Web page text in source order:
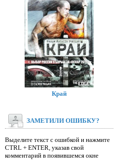
Край
ЗАМЕТИЛИ ОШИБКУ?
Выделите текст с ошибкой и нажмите
CTRL + ENTER, указав свой
комментарий в появившемся окне